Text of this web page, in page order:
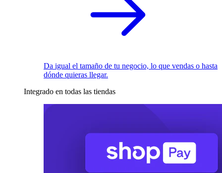
Da igual el tamaño de tu negocio, lo que vendas o hasta
dónde quieras llegar.
Integrado en todas las tiendas